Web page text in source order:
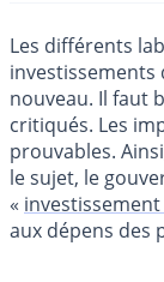
Les différents
nouveau. Il faut
critiqués. Les
prouvables.
le sujet, le
«
aux dépens des